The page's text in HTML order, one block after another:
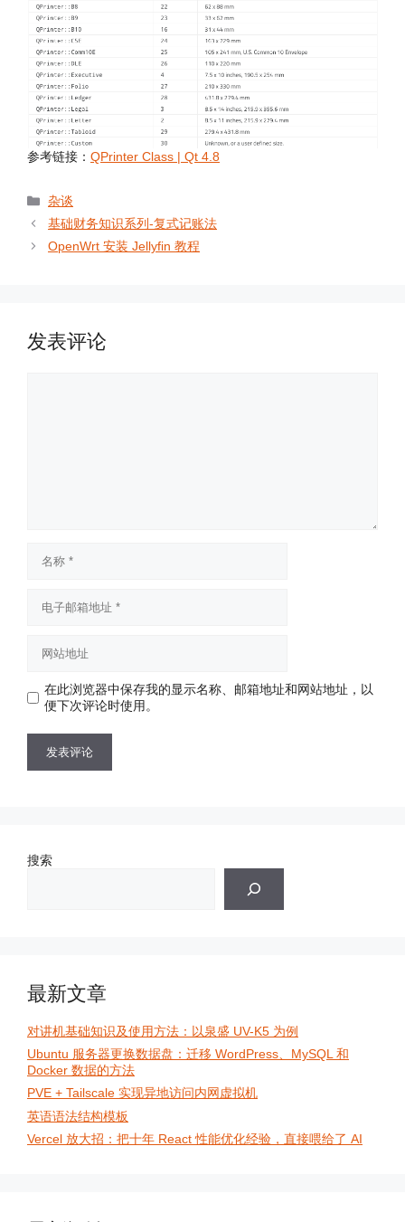
参考链接： QPrinter Class | Qt 4.8
分
类
杂谈
基础财务知识系列-复式记账法
OpenWrt 安装 Jellyfin 教程
发表评论
址 在此浏览器中保存我的显示名称、邮箱地址和网站地址，以
便下次评论时使用。
搜索
最新文章
对讲机基础知识及使用方法：以泉盛 UV-K5 为例
Ubuntu 服务器更换数据盘：迁移 WordPress、MySQL 和
Docker 数据的方法
PVE + Tailscale 实现异地访问内网虚拟机
英语语法结构模板
Vercel 放大招：把十年 React 性能优化经验，直接喂给了 AI